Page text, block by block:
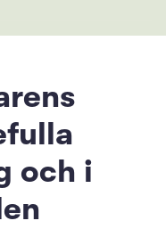
och i